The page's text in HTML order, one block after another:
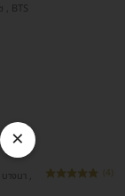
(4)
×